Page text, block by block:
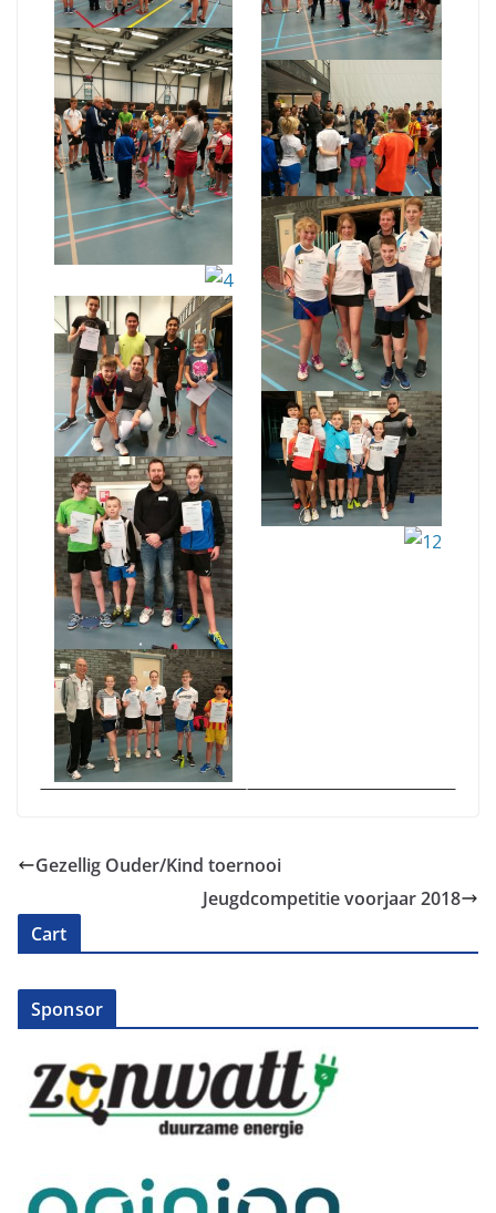
Gezellig Ouder/Kind toernooi
Jeugdcompetitie voorjaar 2018
Cart
Sponsor